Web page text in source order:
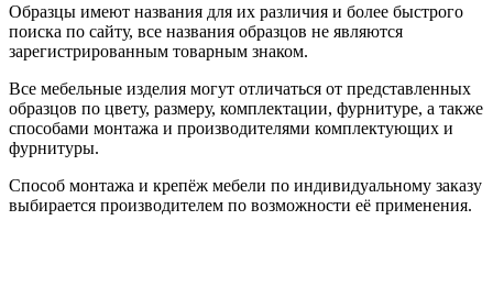
Образцы имеют названия для их различия и более быстрого
поиска по сайту, все названия образцов не являются
зарегистрированным товарным знаком.
Все мебельные изделия могут отличаться от представленных
образцов по цвету, размеру, комплектации, фурнитуре, а также
способами монтажа и производителями комплектующих и
фурнитуры.
Способ монтажа и крепёж мебели по индивидуальному заказу
выбирается производителем по возможности её применения.